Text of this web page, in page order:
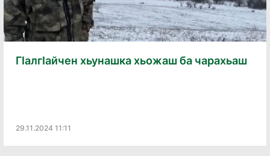
ГӀалгӀайчен хьунашка хьожаш ба чарахьаш
29.11.2024 11:11